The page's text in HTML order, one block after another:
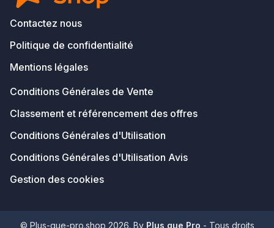
Contactez nous
Politique de confidentialité
Mentions légales
Conditions Générales de Vente
Classement et référencement des offres
Conditions Générales d'Utilisation
Conditions Générales d'Utilisation Avis
Gestion des cookies
© Plus-que-pro.shop 2026. By Plus que Pro - Tous droits